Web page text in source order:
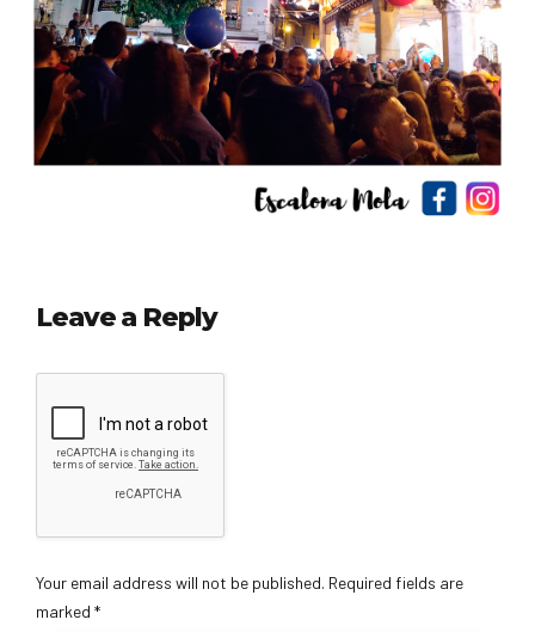
Leave a Reply
Your email address will not be published. Required fields are
marked *